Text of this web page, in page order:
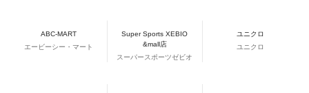
ABC-MART
エービーシー・マート
Super Sports XEBIO
&mall店
スーパースポーツゼビオ
ユニクロ
ユニクロ